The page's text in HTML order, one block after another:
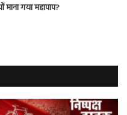
माना गया महापाप?